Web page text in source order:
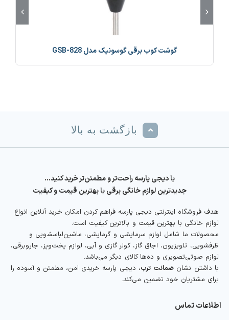
گوشت کوب برقی گوسونیک مدل GSB-828
بازگشت به بالا
با دیجی پارسه راحت‌تر و مطمئن‌تر خرید کنید…
جدیدترین لوازم خانگی برقی با بهترین قیمت و کیفیت
هدف فروشگاه اینترنتی دیجی پارسه فراهم کردن امکان خرید آنلاین انواع
لوازم خانگی با بهترین قیمت و بالاترین کیفیت است.
محصولات ما شامل لوازم سرمایشی و گرمایشی، ماشین‌لباسشویی و
ظرفشویی، تلویزیون، اجاق گاز، کولر گازی و آبی، لوازم پخت‌وپز، جاروبرقی،
لوازم صوتی‌تصویری و ده‌ها کالای دیگر می‌باشد.
با داشتن نشان ضمانت ترب، دیجی پارسه خریدی امن، مطمئن و آسوده را
برای مشتریان خود تضمین می‌کند.
اطلاعات تماس